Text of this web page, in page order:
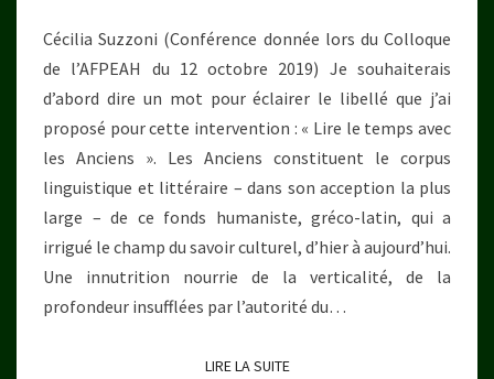
Cécilia Suzzoni (Conférence donnée lors du Colloque
de l’AFPEAH du 12 octobre 2019) Je souhaiterais
d’abord dire un mot pour éclairer le libellé que j’ai
proposé pour cette intervention : « Lire le temps avec
les Anciens ». Les Anciens constituent le corpus
linguistique et littéraire – dans son acception la plus
large – de ce fonds humaniste, gréco-latin, qui a
irrigué le champ du savoir culturel, d’hier à aujourd’hui.
Une innutrition nourrie de la verticalité, de la
profondeur insufflées par l’autorité du…
LIRE LA SUITELIRE LA SUITE